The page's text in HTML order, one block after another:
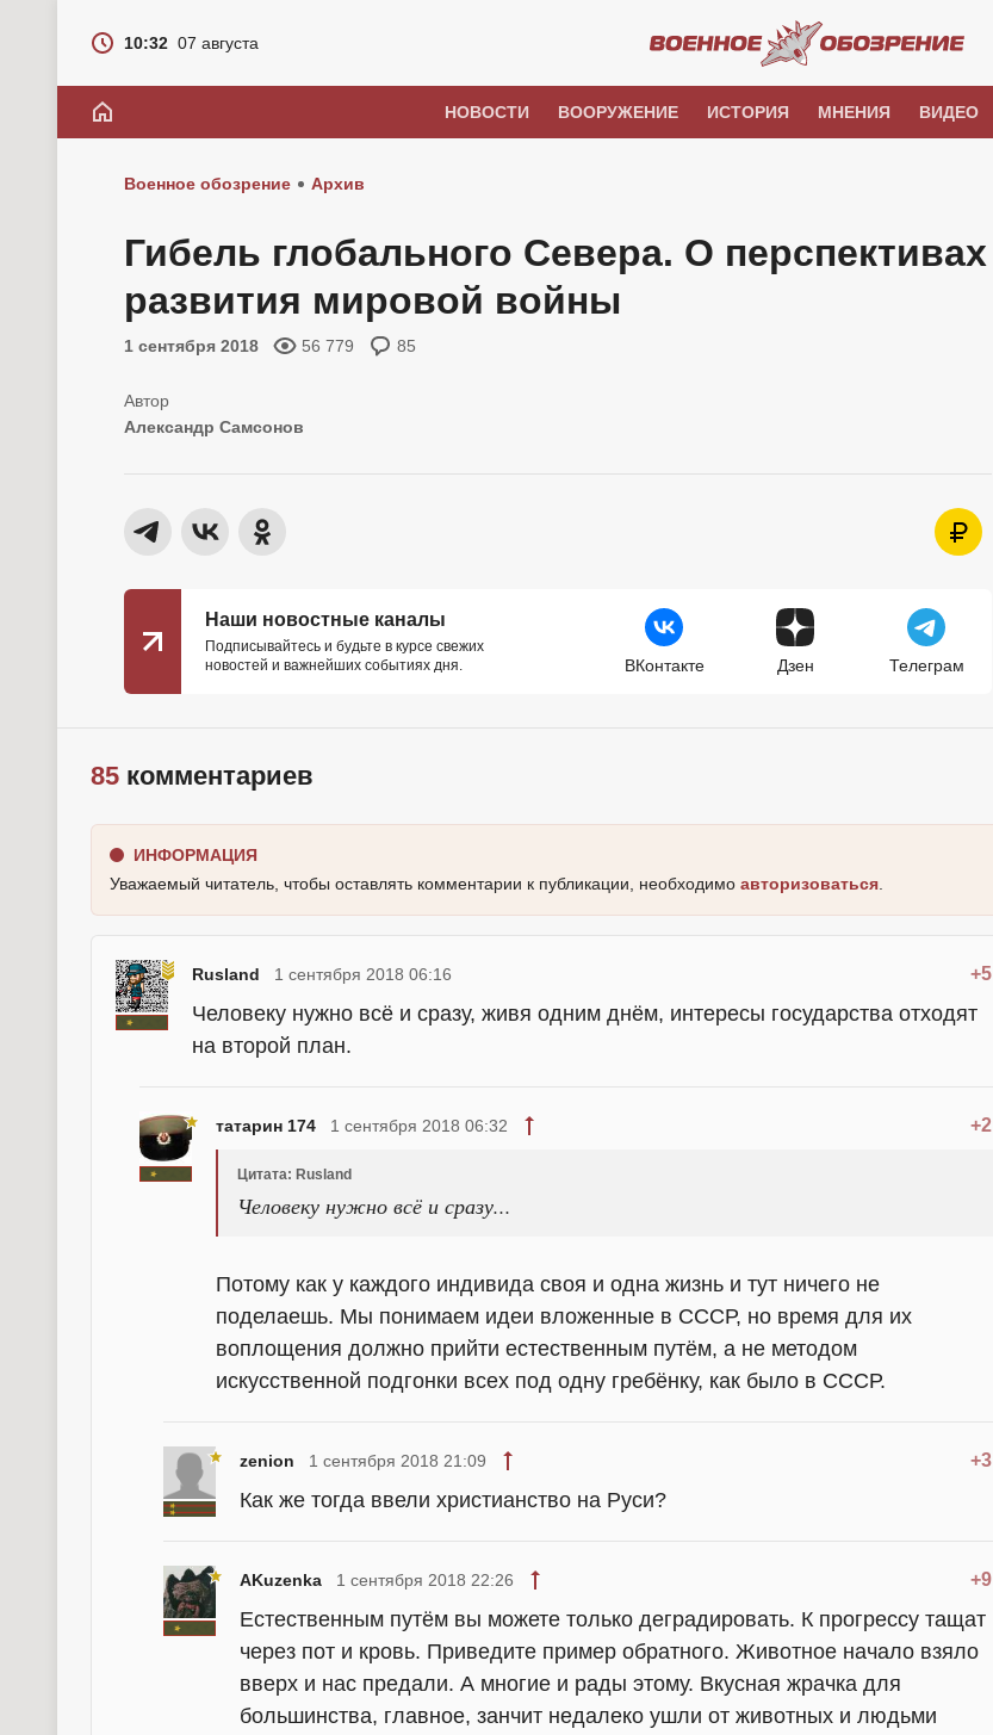
10:32 07 августа
НОВОСТИ ВООРУЖЕНИЕ ИСТОРИЯ МНЕНИЯ ВИДЕО
Военное обозрение Архив
Гибель глобального Севера. О перспективах
развития мировой войны
1 сентября 2018 56 779 85
Александр Самсонов
Наши новостные каналы
Подписывайтесь и будьте в курсе свежих
новостей и важнейших событиях дня.
ВКонтакте Дзен Телеграм
85 комментариев
ИНФОРМАЦИЯ
Уважаемый читатель, чтобы оставлять комментарии к публикации, необходимо авторизоваться
Rusland +5
1 сентября 2018 06:16
Человеку нужно всё и сразу, живя одним днём, интересы государства отходят
на второй план.
татарин 174 +2
1 сентября 2018 06:32
Цитата: Rusland
Человеку нужно всё и сразу...
Потому как у каждого индивида своя и одна жизнь и тут ничего не
поделаешь. Мы понимаем идеи вложенные в СССР, но время для их
воплощения должно прийти естественным путём, а не методом
искусственной подгонки всех под одну гребёнку, как было в СССР.
zenion +3
1 сентября 2018 21:09
Как же тогда ввели христианство на Руси?
AKuzenka +9
1 сентября 2018 22:26
Естественным путём вы можете только деградировать. К прогрессу тащат
через пот и кровь. Приведите пример обратного. Животное начало взяло
вверх и нас предали. А многие и рады этому. Вкусная жрачка для
большинства, главное, занчит недалеко ушли от животных и людьми